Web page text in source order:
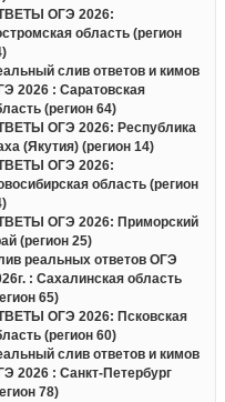
ОГЭ 2026:
область (регион
слив ответов и кимов
2026 : Саратовская
(регион 64)
ОГЭ 2026: Республика
(Якутия) (регион 14)
ОГЭ 2026:
область (регион
ОГЭ 2026: Приморский
(регион 25)
реальных ответов ОГЭ
: Сахалинская область
65)
ОГЭ 2026: Псковская
(регион 60)
слив ответов и кимов
2026 : Санкт-Петербург
78)